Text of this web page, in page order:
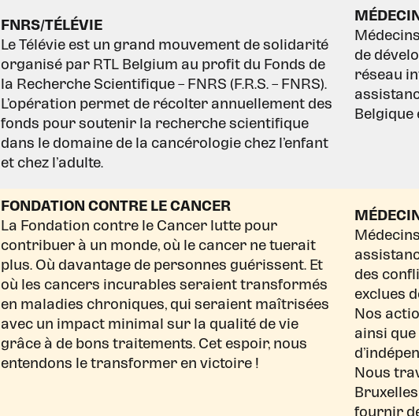
FNRS/TÉLÉVIE
Le Télévie est un grand mouvement de solidarité
organisé par RTL Belgium au profit du Fonds de
la Recherche Scientifique – FNRS (F.R.S. – FNRS).
L’opération permet de récolter annuellement des
fonds pour soutenir la recherche scientifique
dans le domaine de la cancérologie chez l’enfant
et chez l’adulte.
de
réseau
FONDATION CONTRE LE CANCER
La Fondation contre le Cancer lutte pour
contribuer à un monde, où le cancer ne tuerait
plus. Où davantage de personnes guérissent. Et
où les cancers incurables seraient transformés
en maladies chroniques, qui seraient maîtrisées
avec un impact minimal sur la qualité de vie
grâce à de bons traitements. Cet espoir, nous
entendons le transformer en victoire !
des
exclues
Nos
ainsi
Nous